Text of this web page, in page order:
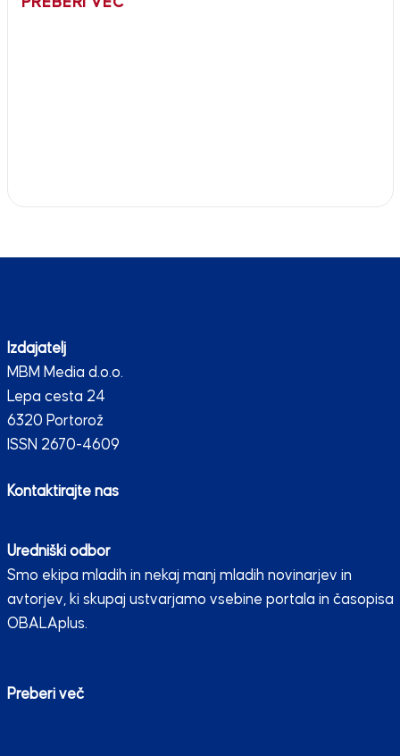
Izdajatelj
MBM Media d.o.o.
Lepa cesta 24
6320 Portorož
ISSN 2670-4609
Kontaktirajte nas
Uredniški odbor
Smo ekipa mladih in nekaj manj mladih novinarjev in
avtorjev, ki skupaj ustvarjamo vsebine portala in časopisa
OBALAplus.
Preberi več